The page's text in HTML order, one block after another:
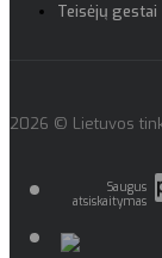
Teisėjų gestai
2026 © Lietuvos
Saugus
atsiskaitymas